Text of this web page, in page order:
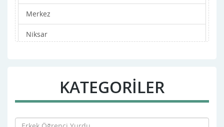
Merkez
Niksar
Turhal
KATEGORİLER